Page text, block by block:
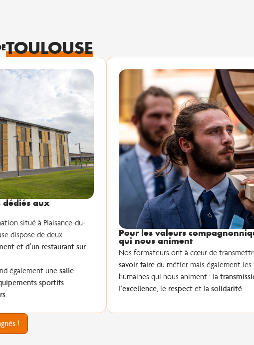
TOULOUSE
dédiés aux
situé à Plaisance-du-
dispose de deux
et d’un restaurant sur
également une salle
sportifs
.
Pour les valeurs
qui nous animent
Nos formateurs ont à cœur de
savoir-fairedu métier mais également les
humaines qui nous animent : la
l’excellence, le respectet la solidarité.
!